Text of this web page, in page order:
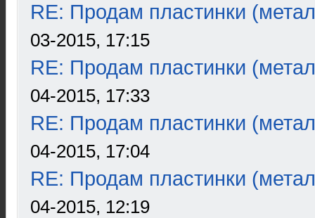
RE: Продам пластинки
03-2015, 17:15
RE: Продам пластинки
04-2015, 17:33
RE: Продам пластинки
04-2015, 17:04
RE: Продам пластинки
04-2015, 12:19